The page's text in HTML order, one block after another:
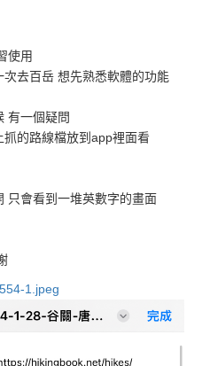
使用
次去百岳 想先熟悉軟體的功能
有一個疑問
的路線檔放到app裡面看
只會看到一堆英數字的畫面
1.jpeg